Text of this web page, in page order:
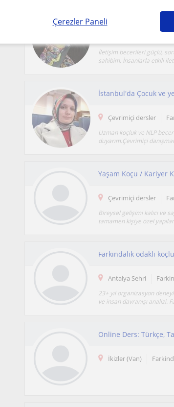
Çerezler Paneli
İletişimi yüksek
İletişim becerileri güçlü,
sahibim. İnsanlarla etkili
Çevrimiçi dersler
Uzman koçluk ve NLP
duyarım.Çevrimiçi
Yaşam Koçu / Kariyer
Çevrimiçi dersler
Bireysel gelişimi kalıcı ve
tamamen kişiye özel
Antalya Sehri
23+ yıl organizasyon
ve insan davranışı analizi.
Online Ders: Türkçe,
İkizler (Van)